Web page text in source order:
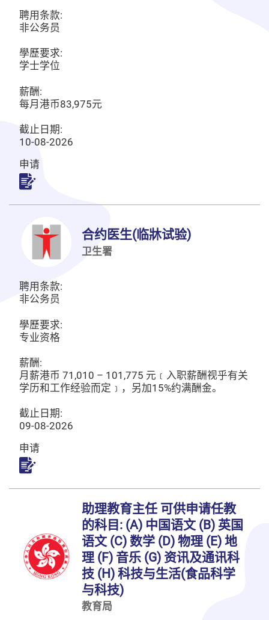
聘用条款:
非公务员
學歷要求:
学士学位
薪酬:
每月港币83,975元
截止日期:
10-08-2026
申请
申请
合约医生(临牀试验)
卫生署
聘用条款:
非公务员
學歷要求:
专业资格
薪酬:
月薪港币 71,010 – 101,775 元﹝入职薪酬视乎有关
学历和工作经验而定﹞，另加15%约满酬金。
截止日期:
09-08-2026
申请
申请
助理教育主任 可供申请任教
的科目: (A) 中国语文 (B) 英国
语文 (C) 数学 (D) 物理 (E) 地
理 (F) 音乐 (G) 资讯及通讯科
技 (H) 科技与生活(食品科学
与科技)
教育局